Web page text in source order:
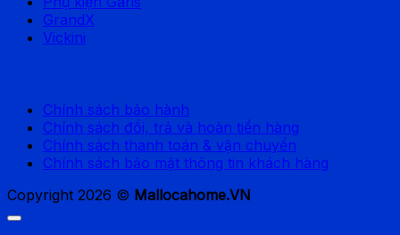
GrandX
Vickini
Chính sách bảo hành
Chính sách đổi, trả và hoàn tiền hàng
Chính sách thanh toán & vận chuyển
Chính sách bảo mật thông tin khách hàng
Copyright 2026 © Mallocahome.VN